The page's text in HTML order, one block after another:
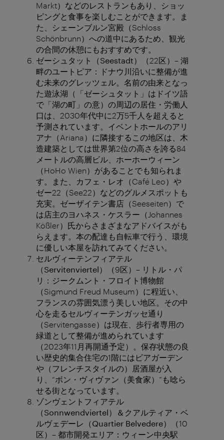
Markt）などのレストランもあり、ショッ
ピングと食事を楽しむことができます。ま
た、シェーンブルン宮殿（Schloss
Schönbrunn）への道中にあるため、観光
の合間の休憩にもおすすめです。
ゼーシュタット（Seestadt）
（22区）– 湖
畔のユートピア：ドナウ川沿いに整備が進
む未来のグレッツェル。名前の由来となっ
た遊泳湖（「ゼーシュタット」はドイツ語
で「湖の町」の意）の周辺の居住・労働人
口は、2030年代中に2万5千人を超えると
予測されています。イベントホールのアリ
アナ（Ariana）に隣接するこの地区は、木
造建築としては世界第2位の高さを誇る84
メートルの高層ビル、ホーホーウィーン
（HoHo Wien）があることでも知られま
す。また、カフェ・レオ（Café Leo）や
ゼー22（See22）などのグルメスポットも
充実。ゼーザイテン書店（Seeseiten）で
は店主のヨハネス・ケスラー（Johannes
Kößler）氏からさまざまなアドバイスがも
らえます。本の配達も自転車で行う、環境
に優しい本屋を訪れてみてください。
セルヴィーテンフィアテル
（Servitenviertel）
（9区）– リトル・パ
リ：ジークムント・フロイト博物館
（Sigmund Freud Museum）に程近い、
フランスの雰囲気漂う美しい地区。その中
心を走るセルヴィーテンガッセ通り
（Servitengasse）は現在、歩行者専用の
緑道として整備が進められています
（2023年11月再開通予定）。保存状態の良
い歴史的集合住宅の1階にはビアガーデン
や（フレンチスタイルの）居酒屋が入
り、“ボン・ヴィヴァン（美食家）”も唸ら
せる街となっています。
ゾンヴェントフィアテル
（Sonnwendviertel）＆クアルティア・ベ
ルヴェデーレ（Quartier Belvedere）
（10
区）– 都市開発エリア：ウィーン中央駅